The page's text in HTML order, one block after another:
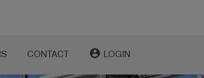
CONTACT account_circle LOGIN